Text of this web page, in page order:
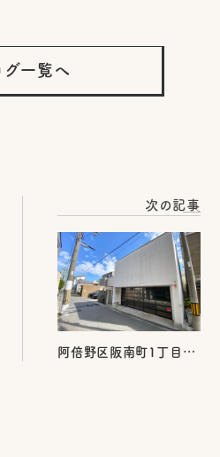
グ一覧へ
次の記事
阿倍野区阪南町1丁目